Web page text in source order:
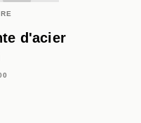
d'acier